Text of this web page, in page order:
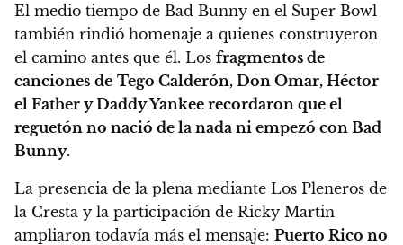
El medio tiempo de Bad Bunny en el Super Bowl
también rindió homenaje a quienes construyeron
el camino antes que él. Los fragmentos de
canciones de Tego Calderón, Don Omar, Héctor
el Father y Daddy Yankee recordaron que el
reguetón no nació de la nada ni empezó con Bad
Bunny.
La presencia de la plena mediante Los Pleneros de
la Cresta y la participación de Ricky Martin
ampliaron todavía más el mensaje: Puerto Rico no